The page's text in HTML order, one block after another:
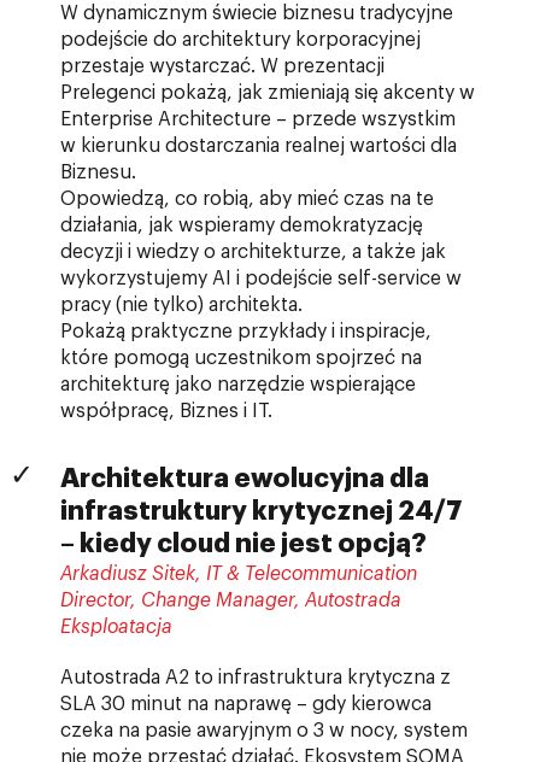
W dynamicznym świecie biznesu tradycyjne
podejście do architektury korporacyjnej
przestaje wystarczać. W prezentacji
Prelegenci pokażą, jak zmieniają się akcenty w
Enterprise Architecture – przede wszystkim
w kierunku dostarczania realnej wartości dla
Biznesu.
Opowiedzą, co robią, aby mieć czas na te
działania, jak wspieramy demokratyzację
decyzji i wiedzy o architekturze, a także jak
wykorzystujemy AI i podejście self-service w
pracy (nie tylko) architekta.
Pokażą praktyczne przykłady i inspiracje,
które pomogą uczestnikom spojrzeć na
architekturę jako narzędzie wspierające
współpracę, Biznes i IT.
Architektura ewolucyjna dla
infrastruktury krytycznej 24/7
– kiedy cloud nie jest opcją?
Arkadiusz Sitek, IT & Telecommunication
Director, Change Manager, Autostrada
Eksploatacja
Autostrada A2 to infrastruktura krytyczna z
SLA 30 minut na naprawę – gdy kierowca
czeka na pasie awaryjnym o 3 w nocy, system
nie może przestać działać. Ekosystem SOMA